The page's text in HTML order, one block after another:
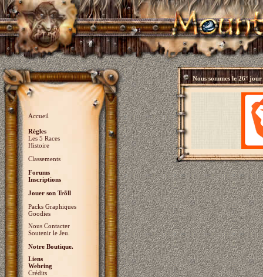
Accueil
Règles
Les 5 Races
Histoire
Classements
Forums
Inscriptions
Jouer son Trõll
Packs Graphiques
Goodies
Nous Contacter
Soutenir le Jeu.
Notre Boutique.
Liens
Webring
Crédits
Nous sommes le26° jour